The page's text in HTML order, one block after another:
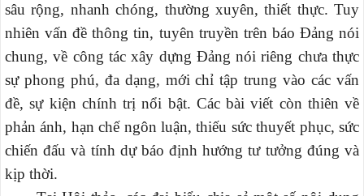
sâu rộng, nhanh chóng, thường xuyên, thiết thực. Tuy
nhiên vấn đề thông tin, tuyên truyền trên báo Đảng nói
chung, về công tác xây dựng Đảng nói riêng chưa thực
sự phong phú, đa dạng, mới chỉ tập trung vào các vấn
đề, sự kiện chính trị nổi bật. Các bài viết còn thiên về
phản ánh, hạn chế ngôn luận, thiếu sức thuyết phục, sức
chiến đấu và tính dự báo định hướng tư tưởng đúng và
kịp thời.